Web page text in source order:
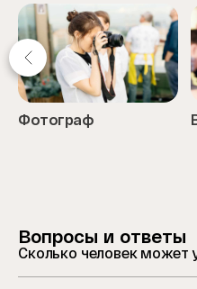
Фотограф
Вопросы и ответы
Сколько человек может